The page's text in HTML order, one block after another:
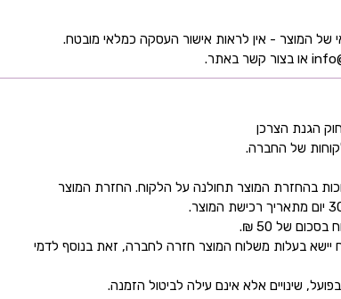
של החברה.
בהחזרת המוצר תחולנה על הלקוח. החזרת המוצר
של 50 ₪.
בעלות משלוח המוצר חזרה לחברה, זאת בנוסף לדמי
שינויים אלא אינם עילה לביטול הזמנה.